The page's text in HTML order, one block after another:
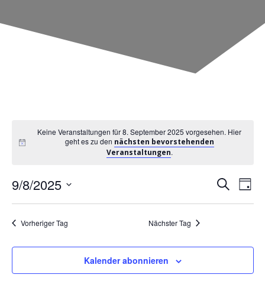
Keine Veranstaltungen für 8. September 2025 vorgesehen. Hier
geht es zu den nächsten bevorstehenden
Veranstaltungen.
V
r
a
SucheV
r
a
Tag
9/8/2025
Datum
Vorheriger Tag Nächster Tag
Kalender abonnieren